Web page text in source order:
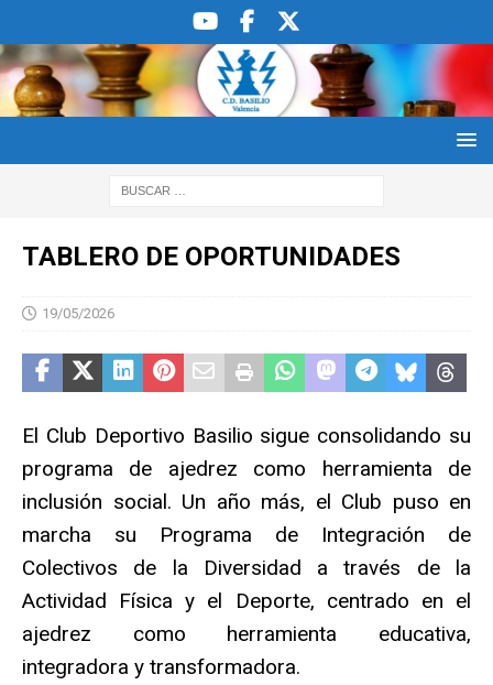
TABLERO DE OPORTUNIDADES
19/05/2026
El Club Deportivo Basilio sigue consolidando su
programa de ajedrez como herramienta de
inclusión social. Un año más, el Club puso en
marcha su Programa de Integración de
Colectivos de la Diversidad a través de la
Actividad Física y el Deporte, centrado en el
ajedrez como herramienta educativa,
integradora y transformadora.